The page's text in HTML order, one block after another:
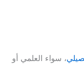
، سواء العلمي أو